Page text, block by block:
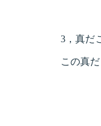
3，真だ
この真